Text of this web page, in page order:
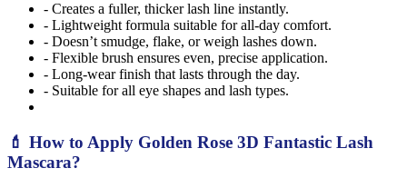
- Creates a fuller, thicker lash line instantly.
- Lightweight formula suitable for all-day comfort.
- Doesn’t smudge, flake, or weigh lashes down.
- Flexible brush ensures even, precise application.
- Long-wear finish that lasts through the day.
- Suitable for all eye shapes and lash types.
💄 How to Apply Golden Rose 3D Fantastic Lash
Mascara?